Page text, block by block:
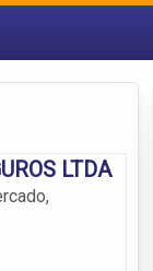
LTDA